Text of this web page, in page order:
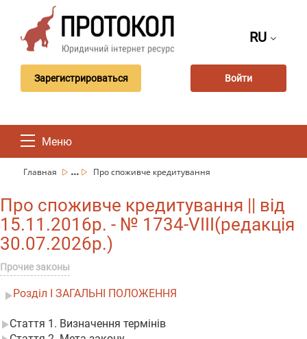
RU
Зарегистрироваться Войти
Меню
Главная ... Про споживче кредитування
Про споживче кредитування || від
15.11.2016р. - № 1734-VIII(редакція
30.07.2026р.)
Прочие законы
Розділ I ЗАГАЛЬНІ ПОЛОЖЕННЯ
Стаття 1. Визначення термінів